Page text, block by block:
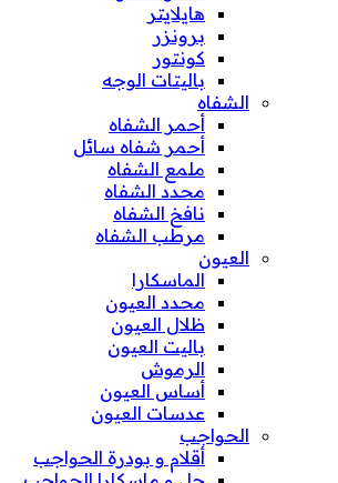
هايلايتر
برونزر
كونتور
باليتات الوجه
الشفاه
أحمر الشفاه
أحمر شفاه سائل
ملمع الشفاه
محدد الشفاه
نافخ الشفاه
مرطب الشفاه
العيون
الماسكارا
محدد العيون
ظلال العيون
باليت العيون
الرموش
أساس العيون
عدسات العيون
الحواجب
أقلام و بودرة الحواجب